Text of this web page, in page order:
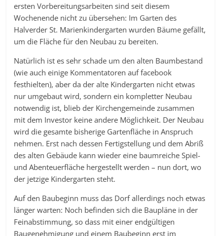
ersten Vorbereitungsarbeiten sind seit diesem
Wochenende nicht zu übersehen: Im Garten des
Halverder St. Marienkindergarten wurden Bäume gefällt,
um die Fläche für den Neubau zu bereiten.
Natürlich ist es sehr schade um den alten Baumbestand
(wie auch einige Kommentatoren auf facebook
festhielten), aber da der alte Kindergarten nicht etwas
nur umgebaut wird, sondern ein kompletter Neubau
notwendig ist, blieb der Kirchengemeinde zusammen
mit dem Investor keine andere Möglichkeit. Der Neubau
wird die gesamte bisherige Gartenfläche in Anspruch
nehmen. Erst nach dessen Fertigstellung und dem Abriß
des alten Gebäude kann wieder eine baumreiche Spiel-
und Abenteuerfläche hergestellt werden – nun dort, wo
der jetzige Kindergarten steht.
Auf den Baubeginn muss das Dorf allerdings noch etwas
länger warten: Noch befinden sich die Baupläne in der
Feinabstimmung, so dass mit einer endgültigen
Baugenehmigung und einem Baubeginn erst im